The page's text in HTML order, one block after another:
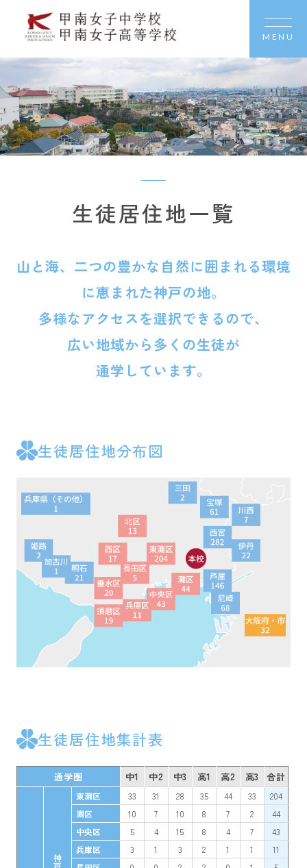
MENU
生徒居住地一覧
山と海、二つの豊かな自然に囲まれる環境
に恵まれた神戸の地。
多様なアクセスを選択できるので、
広い地域から多くの生徒が
通学しています。
生徒居住地分布図
生徒居住地集計表
通学圏 中1 中2 中3 高1 高2 高3 合計
東灘区 33 31 28 35 44 33
204
灘区
10 7 10 8 7 2
44
中央区
5 4 15 8 4 7
43
兵庫区
3 1 3 2 1 1
11